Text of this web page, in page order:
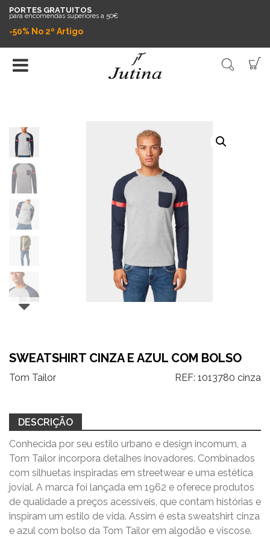
PORTES GRATUITOS
para encomendas superiores a 50€
-50% No 2º Artigo
SWEATSHIRT CINZA E AZUL COM BOLSO
Tom Tailor REF: 1013780 cinza
DESCRIÇÃO
Conhecida por seu estilo urbano e design incomum, a
Tom Tailor incorpora detalhes inovadores. Combinados
com silhuetas inspiradas em streetwear e uma estética
jovial. A marca foi lançada em 1962 e oferece produtos
de qualidade a preços acessíveis, que contam histórias e
inspiram um estilo de vida. Assim é esta sweatshirt cinza
e azul com bolso da Tom Tailor em algodão e viscose.